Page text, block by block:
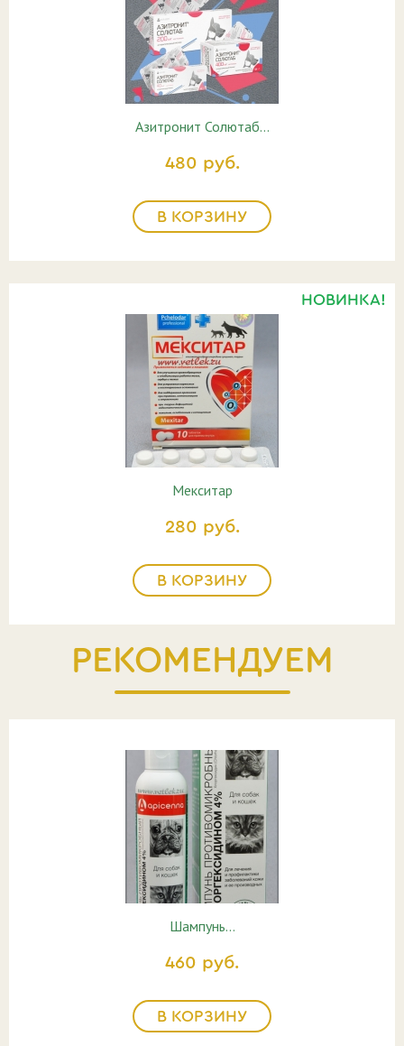
Азитронит Солютаб…
480 руб.
В КОРЗИНУ
Мекситар
280 руб.
В КОРЗИНУ
НОВИНКА!
РЕКОМЕНДУЕМ
Шампунь…
460 руб.
В КОРЗИНУ